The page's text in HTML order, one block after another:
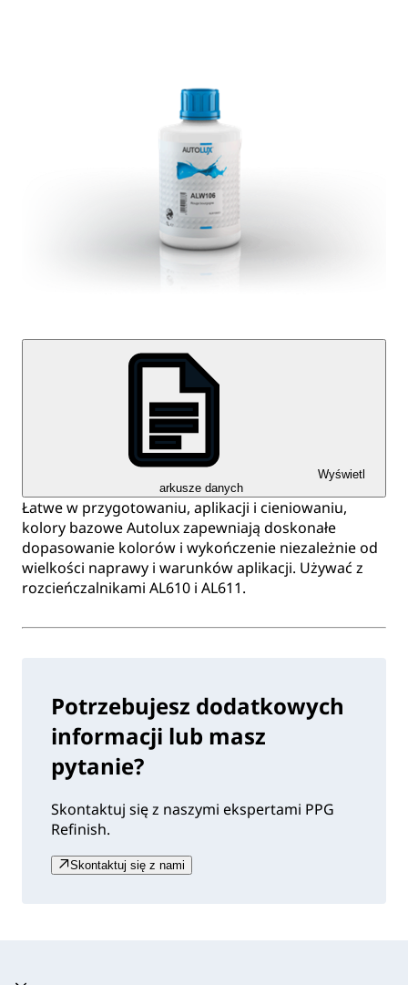
Wyświetl
arkusze danych
Łatwe w przygotowaniu, aplikacji i cieniowaniu,
kolory bazowe Autolux zapewniają doskonałe
dopasowanie kolorów i wykończenie niezależnie od
wielkości naprawy i warunków aplikacji. Używać z
rozcieńczalnikami AL610 i AL611.
Potrzebujesz dodatkowych
informacji lub masz
pytanie?
Skontaktuj się z naszymi ekspertami PPG
Refinish.
Skontaktuj się z nami